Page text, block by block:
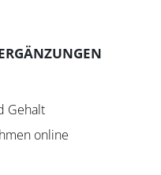
Gehalt
online